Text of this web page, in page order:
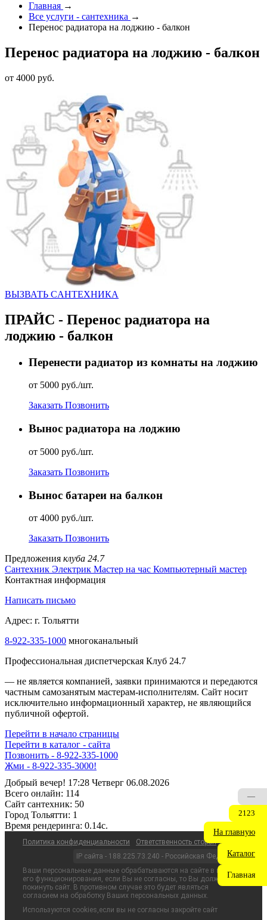
Главная →
Все услуги - cантехника →
Перенос радиатора на лоджию - балкон
Перенос радиатора на лоджию - балкон
от 4000 руб.
ВЫЗВАТЬ CАНТЕХНИКА
ПРАЙС - Перенос радиатора на
лоджию - балкон
Перенести радиатор из комнаты на лоджию
от 5000 руб./шт.
Заказать Позвонить
Вынос радиатора на лоджию
от 5000 руб./шт.
Заказать Позвонить
Вынос батареи на балкон
от 4000 руб./шт.
Заказать Позвонить
Предложения клуба 24.7
Сантехник Электрик Мастер на час Компьютерный мастер
Контактная информация
Написать письмо
Адрес: г. Тольятти
8-922-335-1000 многоканальный
Профессиональная диспетчерская Клуб 24.7
— не является компанией, заявки принимаются и передаются
частным самозанятым мастерам‑исполнителям. Сайт носит
исключительно информационный характер, не являющийся
публичной офертой.
Перейти в начало страницы
Перейти в каталог - сайта
Позвонить - 8-922-335-1000
Жми - 8-922-335-3000!
Добрый вечер! 17:28 Четверг 06.08.2026
Всего онлайн: 114
Сайт cантехник: 50
Город Тольятти: 1
Время рендеринга: 0.14c.
Политика конфиденциальности
Ответственность сторон
IP сайта - 188.225.73.240 - Российская Федерация
Ваши персональные данные обрабатываются на сайте в целях
его функционирования, если Вы не согласны, то Вы должны
покинуть сайт. В противном случае это будет являться
согласием на обработку Ваших персональных данных.
Используются cookies,если вы не согласны закройте сайт
—
2123
На главную
Каталог
Главная